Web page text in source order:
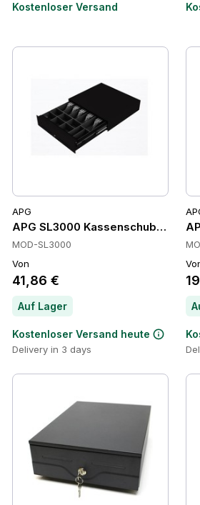
Kostenloser Versand
6 Scheinfächer, 8
APG
APG SL3000 Kassenschubladen
MOD-SL3000
Von
41,86 €
Auf Lager
Kostenloser Versand heute
Delivery in 3 days